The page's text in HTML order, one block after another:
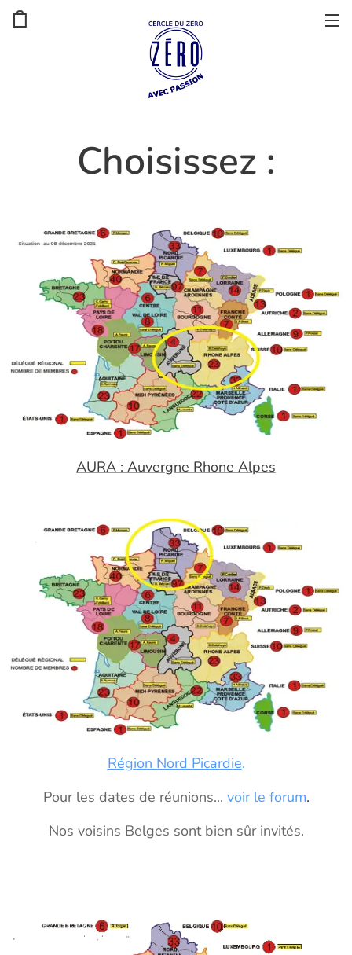
Choisissez :
AURA : Auvergne Rhone Alpes
Région Nord Picardie.
Pour les dates de réunions... voir le forum.
Nos voisins Belges sont bien sûr invités.